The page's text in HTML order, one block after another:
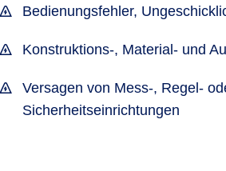
Bedienungsfehler,
Konstruktions-, Material- und
Versagen von Mess-, Regel-
Sicherheitseinrichtungen